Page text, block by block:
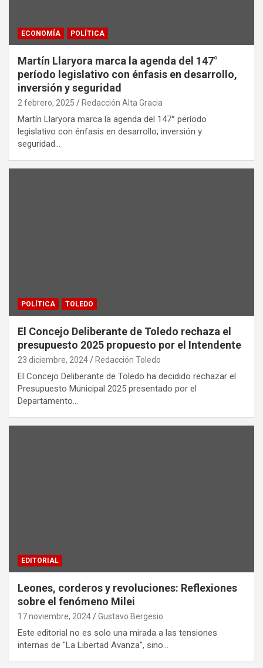
ECONOMÍA POLÍTICA
Martín Llaryora marca la agenda del 147°
período legislativo con énfasis en desarrollo,
inversión y seguridad
2 febrero, 2025 Redacción Alta Gracia
Martín Llaryora marca la agenda del 147° período
legislativo con énfasis en desarrollo, inversión y
seguridad…
POLÍTICA TOLEDO
El Concejo Deliberante de Toledo rechaza el
presupuesto 2025 propuesto por el Intendente
23 diciembre, 2024 Redacción Toledo
El Concejo Deliberante de Toledo ha decidido rechazar el
Presupuesto Municipal 2025 presentado por el
Departamento…
EDITORIAL
Leones, corderos y revoluciones: Reflexiones
sobre el fenómeno Milei
17 noviembre, 2024 Gustavo Bergesio
Este editorial no es solo una mirada a las tensiones
internas de "La Libertad Avanza", sino…